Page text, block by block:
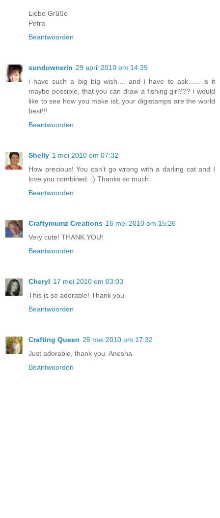
Liebe Grüße
Petra
Beantwoorden
sundownerin 29 april 2010 om 14:39
i have such a big big wish.... and i have to ask...... is it
maybe possible, that you can draw a fishing girl??? i would
like to see how you make ist, your digistamps are the world
best!!!
Beantwoorden
Shelly 1 mei 2010 om 07:32
How precious! You can't go wrong with a darling cat and I
love you combined. :) Thanks so much.
Beantwoorden
Craftymumz Creations 16 mei 2010 om 15:26
Very cute! THANK YOU!
Beantwoorden
Cheryl 17 mei 2010 om 03:03
This is so adorable! Thank you
Beantwoorden
Crafting Queen 25 mei 2010 om 17:32
Just adorable, thank you. Anesha
Beantwoorden